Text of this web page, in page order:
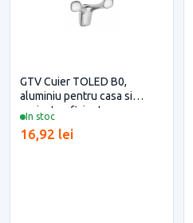
In stoc
GTV Cuier TOLED B0,
aluminiu pentru casa si
proiecte eficiente
16,92 lei